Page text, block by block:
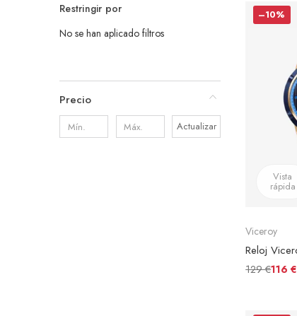
Restringir por
No se han aplicado filtros
Precio
Actualizar
–10%
Vista
rápida
Viceroy
129 €116 €